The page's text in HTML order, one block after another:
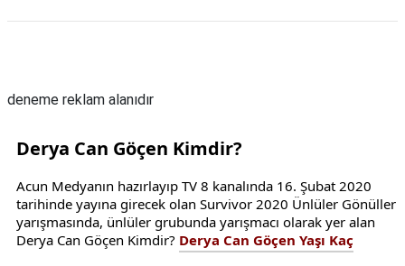
deneme reklam alanıdır
Derya Can Göçen Kimdir?
Acun Medyanın hazırlayıp TV 8 kanalında 16. Şubat 2020
tarihinde yayına girecek olan Survivor 2020 Ünlüler Gönüller
yarışmasında, ünlüler grubunda yarışmacı olarak yer alan
Derya Can Göçen Kimdir? Derya Can Göçen Yaşı Kaç